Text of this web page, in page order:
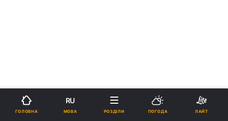
ГОЛОВНА
RU
МОВА РОЗДІЛИ ПОГОДА ЛАЙТ